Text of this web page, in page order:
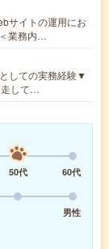
サイトの運用にお
業務内…
しての実務経験▼
走して…
50代
60代
男性